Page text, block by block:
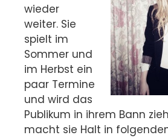
wieder
weiter. Sie
spielt im
Sommer und
im Herbst ein
paar Termine
und wird das
Publikum in ihrem Bann
macht sie Halt in